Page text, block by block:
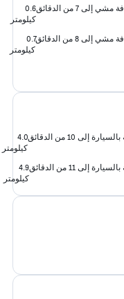
إلى 7 من الدقائق
0.6
كيلومتر
إلى 8 من الدقائق
0.7
كيلومتر
إلى 10 من الدقائق
4.0
كيلومتر
إلى 11 من الدقائق
4.9
كيلومتر